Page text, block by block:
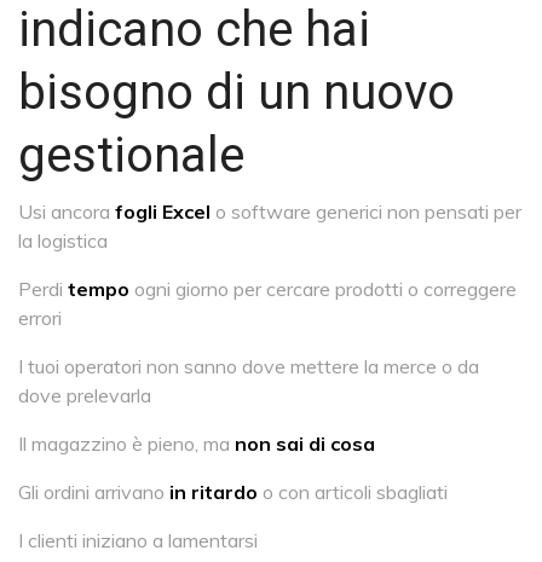
indicano che hai
bisogno di un nuovo
gestionale
Usi ancora fogli Excel o software generici non pensati per
la logistica
Perdi tempo ogni giorno per cercare prodotti o correggere
errori
I tuoi operatori non sanno dove mettere la merce o da
dove prelevarla
Il magazzino è pieno, ma non sai di cosa
Gli ordini arrivano in ritardo o con articoli sbagliati
I clienti iniziano a lamentarsi